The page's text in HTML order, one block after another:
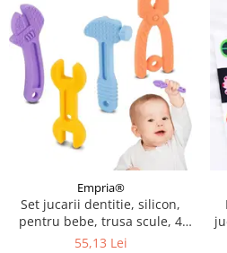
Produse Sub 50 Lei
Resigilate
Empria®
Set jucarii dentitie, silicon,
pentru bebe, trusa scule, 4
piese, Empria
55,13 Lei